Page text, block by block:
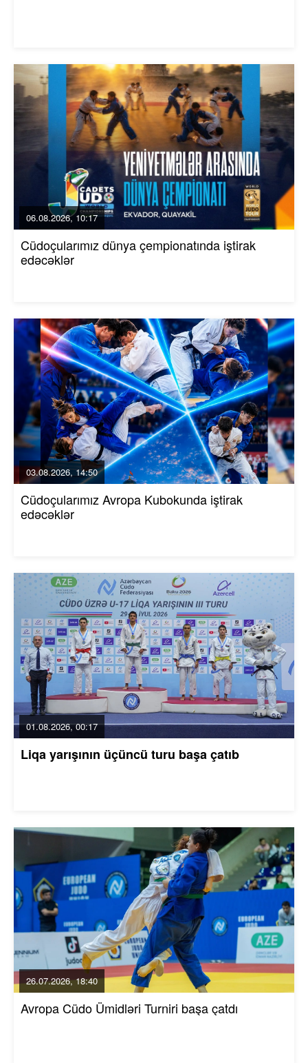
06.08.2026, 10:17
Cüdoçularımız dünya çempionatında iştirak
edəcəklər
03.08.2026, 14:50
Cüdoçularımız Avropa Kubokunda iştirak
edəcəklər
01.08.2026, 00:17
Liqa yarışının üçüncü turu başa çatıb
26.07.2026, 18:40
Avropa Cüdo Ümidləri Turniri başa çatdı